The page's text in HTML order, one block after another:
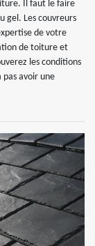
Il faut le faire
gel. Les couvreurs
de votre
de toiture et
les conditions
pas avoir une